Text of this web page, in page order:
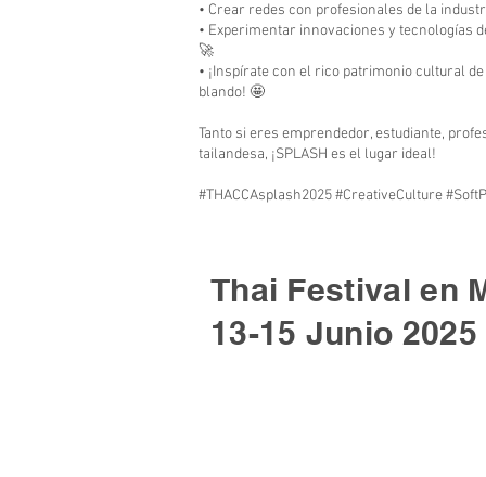
• Crear redes con profesionales de la
• Experimentar innovaciones y tecnologías
🚀
• ¡Inspírate con el rico patrimonio cultural
blando! 🤩
Tanto si eres emprendedor, estudiante,
tailandesa, ¡SPLASH es el lugar ideal!
#THACCAsplash2025 #CreativeCulture
Thai Festival en
13-15 Junio 2025